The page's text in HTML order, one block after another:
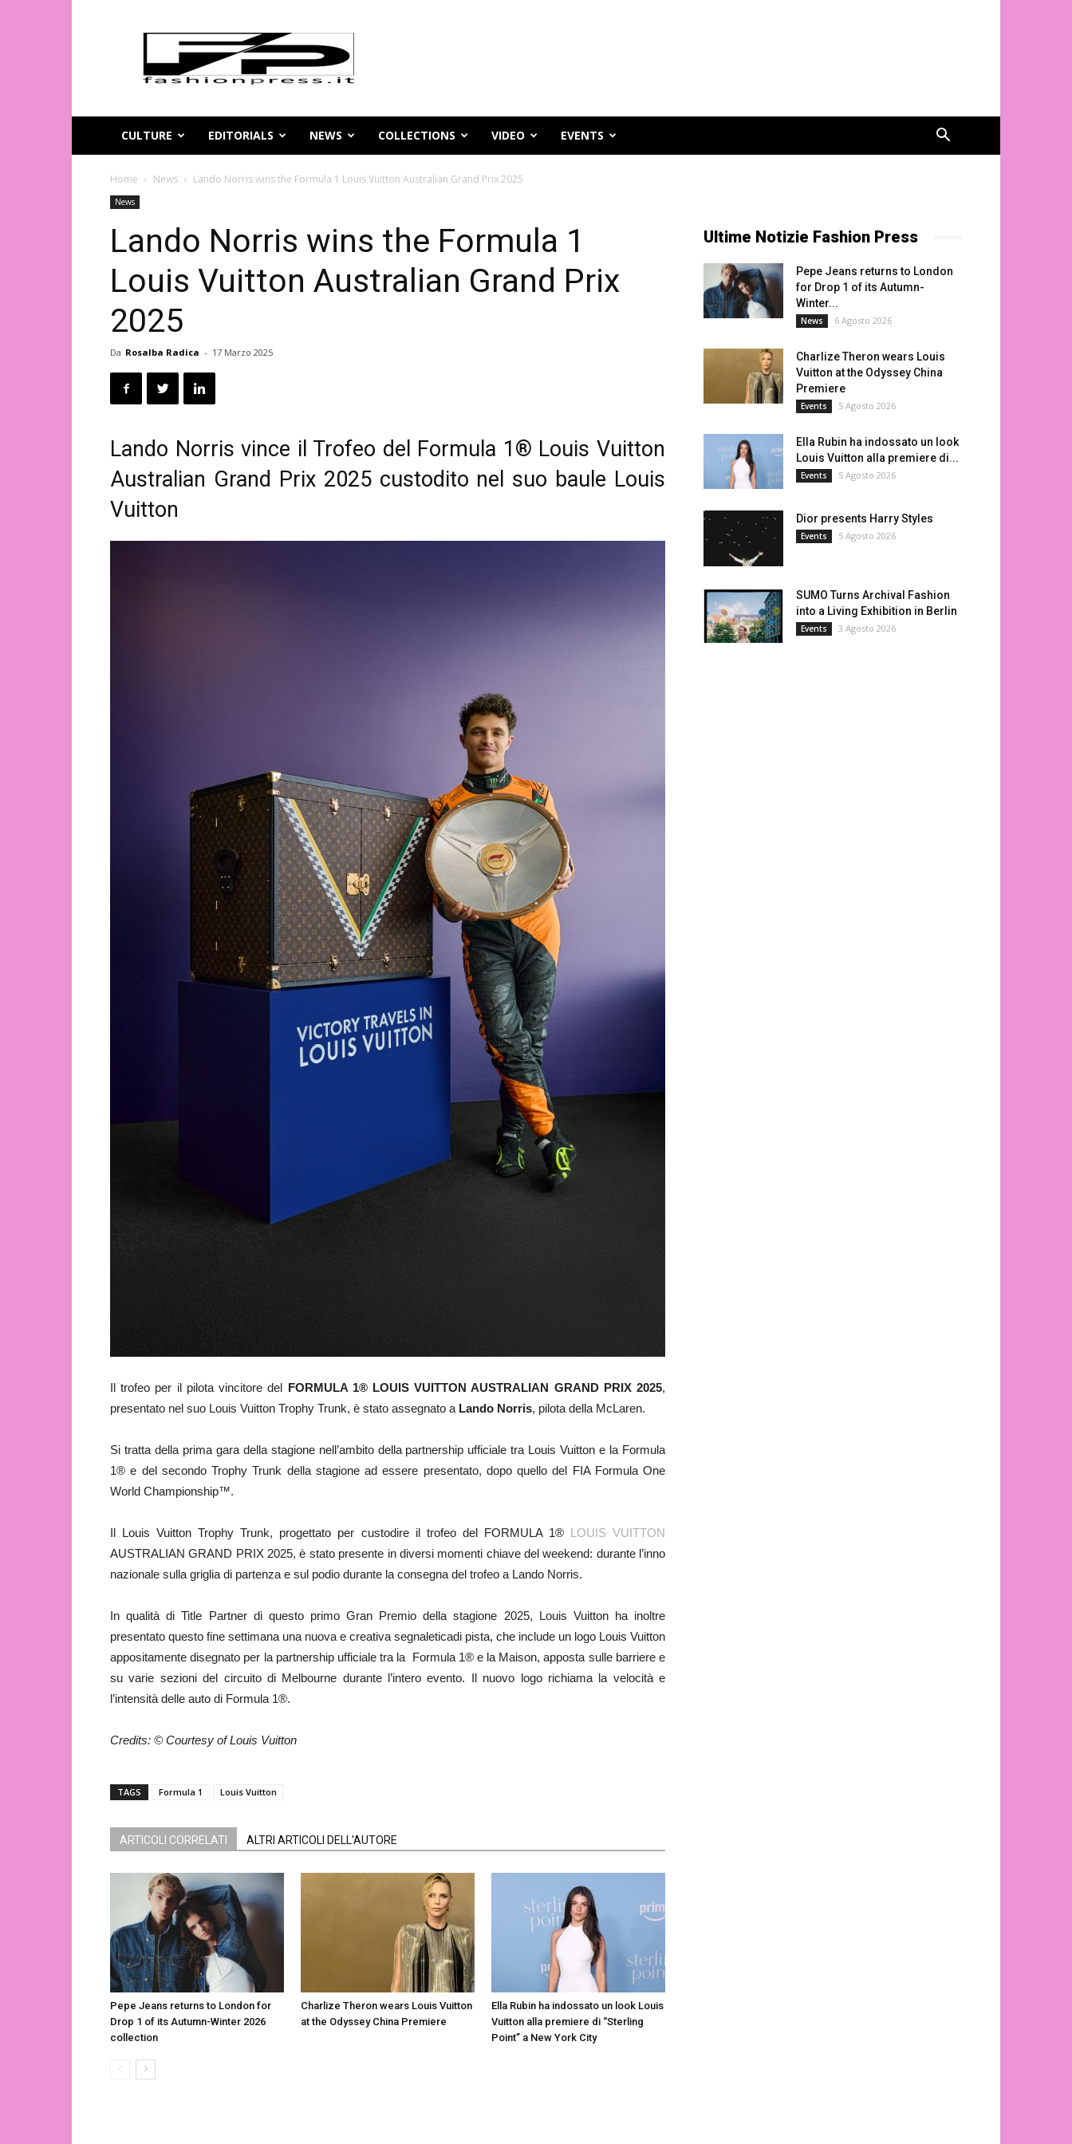
Magazine
moda
online
FashionPress.it
CULTURE
EDITORIALS NEWS COLLECTIONS VIDEO EVENTS
Home News Lando Norris wins the Formula 1 Louis Vuitton Australian Grand Prix 2025
News
Lando Norris wins the Formula 1
Louis Vuitton Australian Grand Prix
2025
Da Rosalba Radica - 17 Marzo 2025
Lando Norris vince il Trofeo del Formula 1® Louis Vuitton
Australian Grand Prix 2025 custodito nel suo baule Louis
Vuitton
Il trofeo per il pilota vincitore del FORMULA 1® LOUIS VUITTON AUSTRALIAN GRAND PRIX 2025,
presentato nel suo Louis Vuitton Trophy Trunk, è stato assegnato a Lando Norris, pilota della McLaren.
Si tratta della prima gara della stagione nell’ambito della partnership ufficiale tra Louis Vuitton e la Formula
1® e del secondo Trophy Trunk della stagione ad essere presentato, dopo quello del FIA Formula One
World Championship™.
Il Louis Vuitton Trophy Trunk, progettato per custodire il trofeo del FORMULA 1® LOUIS VUITTON
AUSTRALIAN GRAND PRIX 2025, è stato presente in diversi momenti chiave del weekend: durante l’inno
nazionale sulla griglia di partenza e sul podio durante la consegna del trofeo a Lando Norris.
In qualità di Title Partner di questo primo Gran Premio della stagione 2025, Louis Vuitton ha inoltre
presentato questo fine settimana una nuova e creativa segnaleticadi pista, che include un logo Louis Vuitton
appositamente disegnato per la partnership ufficiale tra la Formula 1® e la Maison, apposta sulle barriere e
su varie sezioni del circuito di Melbourne durante l’intero evento. Il nuovo logo richiama la velocità e
l’intensità delle auto di Formula 1®.
Credits: © Courtesy of Louis Vuitton
TAGS Formula 1 Louis Vuitton
ARTICOLI CORRELATI ALTRI ARTICOLI DELL'AUTORE
Pepe Jeans returns to London for
Drop 1 of its Autumn-Winter 2026
collection
Charlize Theron wears Louis Vuitton
at the Odyssey China Premiere
Ella Rubin ha indossato un look Louis
Vuitton alla premiere di “Sterling
Point” a New York City
Ultime Notizie Fashion Press
Pepe Jeans returns to London
for Drop 1 of its Autumn-
Winter...
News 6 Agosto 2026
Charlize Theron wears Louis
Vuitton at the Odyssey China
Premiere
Events 5 Agosto 2026
Ella Rubin ha indossato un look
Louis Vuitton alla premiere di...
Events 5 Agosto 2026
Dior presents Harry Styles
Events 5 Agosto 2026
SUMO Turns Archival Fashion
into a Living Exhibition in Berlin
Events 3 Agosto 2026